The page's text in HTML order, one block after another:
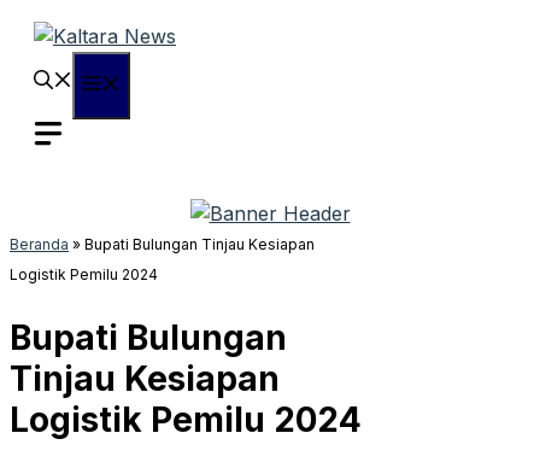
Langsung
Beranda » Bupati Bulungan Tinjau Kesiapan
Logistik Pemilu 2024
Bupati Bulungan
Tinjau Kesiapan
Logistik Pemilu 2024